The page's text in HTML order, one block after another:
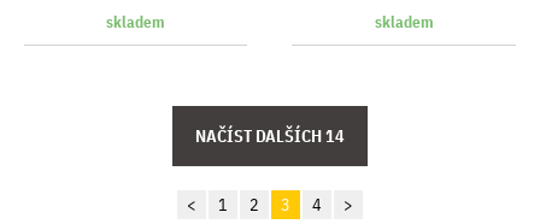
skladem
skladem
< 1 2 3 4 >